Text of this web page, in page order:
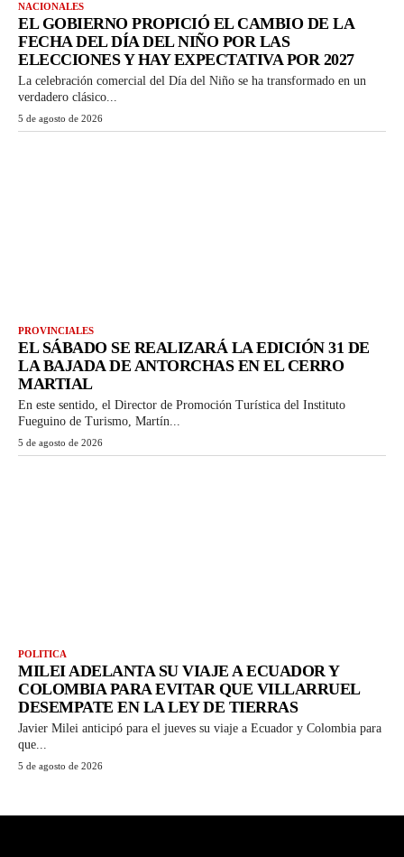
NACIONALES
EL GOBIERNO PROPICIÓ EL CAMBIO DE LA
FECHA DEL DÍA DEL NIÑO POR LAS
ELECCIONES Y HAY EXPECTATIVA POR 2027
La celebración comercial del Día del Niño se ha transformado en un
verdadero clásico...
5 de agosto de 2026
PROVINCIALES
EL SÁBADO SE REALIZARÁ LA EDICIÓN 31 DE
LA BAJADA DE ANTORCHAS EN EL CERRO
MARTIAL
En este sentido, el Director de Promoción Turística del Instituto
Fueguino de Turismo, Martín...
5 de agosto de 2026
POLITICA
MILEI ADELANTA SU VIAJE A ECUADOR Y
COLOMBIA PARA EVITAR QUE VILLARRUEL
DESEMPATE EN LA LEY DE TIERRAS
Javier Milei anticipó para el jueves su viaje a Ecuador y Colombia para
que...
5 de agosto de 2026